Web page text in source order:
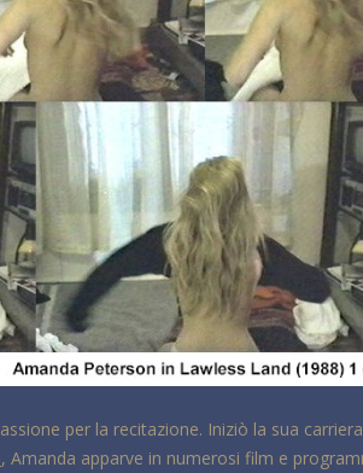
per la recitazione. Iniziò la sua
, Amanda apparve in numerosi film e